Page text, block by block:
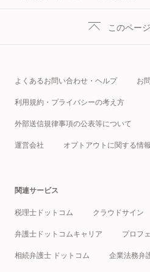
このペー
よくあるお問い合わせ・ヘルプ お
利用規約・プライバシーの考え方
外部送信規律事項の公表等について
運営会社 オプトアウトに関する情報
関連サービス
税理士ドットコム クラウドサイン
弁護士ドットコムキャリア プロフ
相続弁護士 ドットコム 企業法務弁